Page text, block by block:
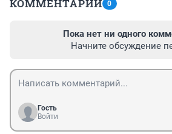
КОММЕНТАРИИ 0
Пока нет ни одного
Начните обсуждение
Гость
Войти